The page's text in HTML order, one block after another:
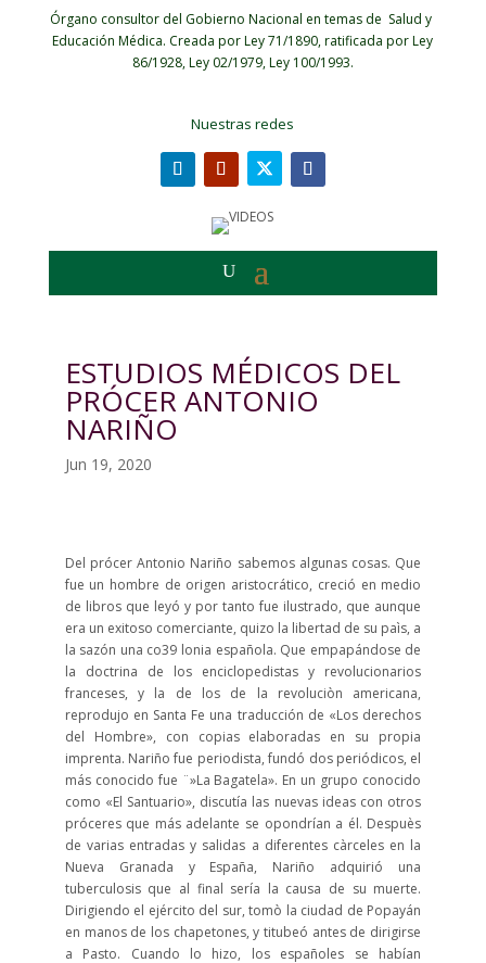
Órgano consultor del Gobierno Nacional en temas de Salud y
Educación Médica. Creada por Ley 71/1890, ratificada por Ley
86/1928, Ley 02/1979, Ley 100/1993.
Nuestras redes
ESTUDIOS MÉDICOS DEL
PRÓCER ANTONIO
NARIÑO
Jun 19, 2020
Del prócer Antonio Nariño sabemos algunas cosas. Que
fue un hombre de origen aristocrático, creció en medio
de libros que leyó y por tanto fue ilustrado, que aunque
era un exitoso comerciante, quizo la libertad de su paìs, a
la sazón una co39 lonia española. Que empapándose de
la doctrina de los enciclopedistas y revolucionarios
franceses, y la de los de la revoluciòn americana,
reprodujo en Santa Fe una traducción de «Los derechos
del Hombre», con copias elaboradas en su propia
imprenta. Nariño fue periodista, fundó dos periódicos, el
más conocido fue ¨»La Bagatela». En un grupo conocido
como «El Santuario», discutía las nuevas ideas con otros
próceres que más adelante se opondrían a él. Despuès
de varias entradas y salidas a diferentes càrceles en la
Nueva Granada y España, Nariño adquirió una
tuberculosis que al final sería la causa de su muerte.
Dirigiendo el ejército del sur, tomò la ciudad de Popayán
en manos de los chapetones, y titubeó antes de dirigirse
a Pasto. Cuando lo hizo, los españoles se habían